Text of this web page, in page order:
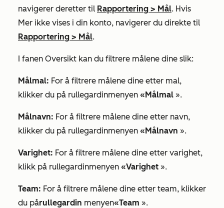
navigerer deretter til Rapportering > Mål. Hvis
Mer ikke vises i din konto, navigerer du direkte til
Rapportering > Mål.
I fanen Oversikt kan du filtrere målene dine slik:
Målmal: For å filtrere målene dine etter mal,
klikker du på rullegardinmenyen «Målmal ».
Målnavn: For å filtrere målene dine etter navn,
klikker du på rullegardinmenyen «Målnavn ».
Varighet: For å filtrere målene dine etter varighet,
klikk på rullegardinmenyen «Varighet ».
Team: For å filtrere målene dine etter team, klikker
du pårullegardin menyen«Team ».